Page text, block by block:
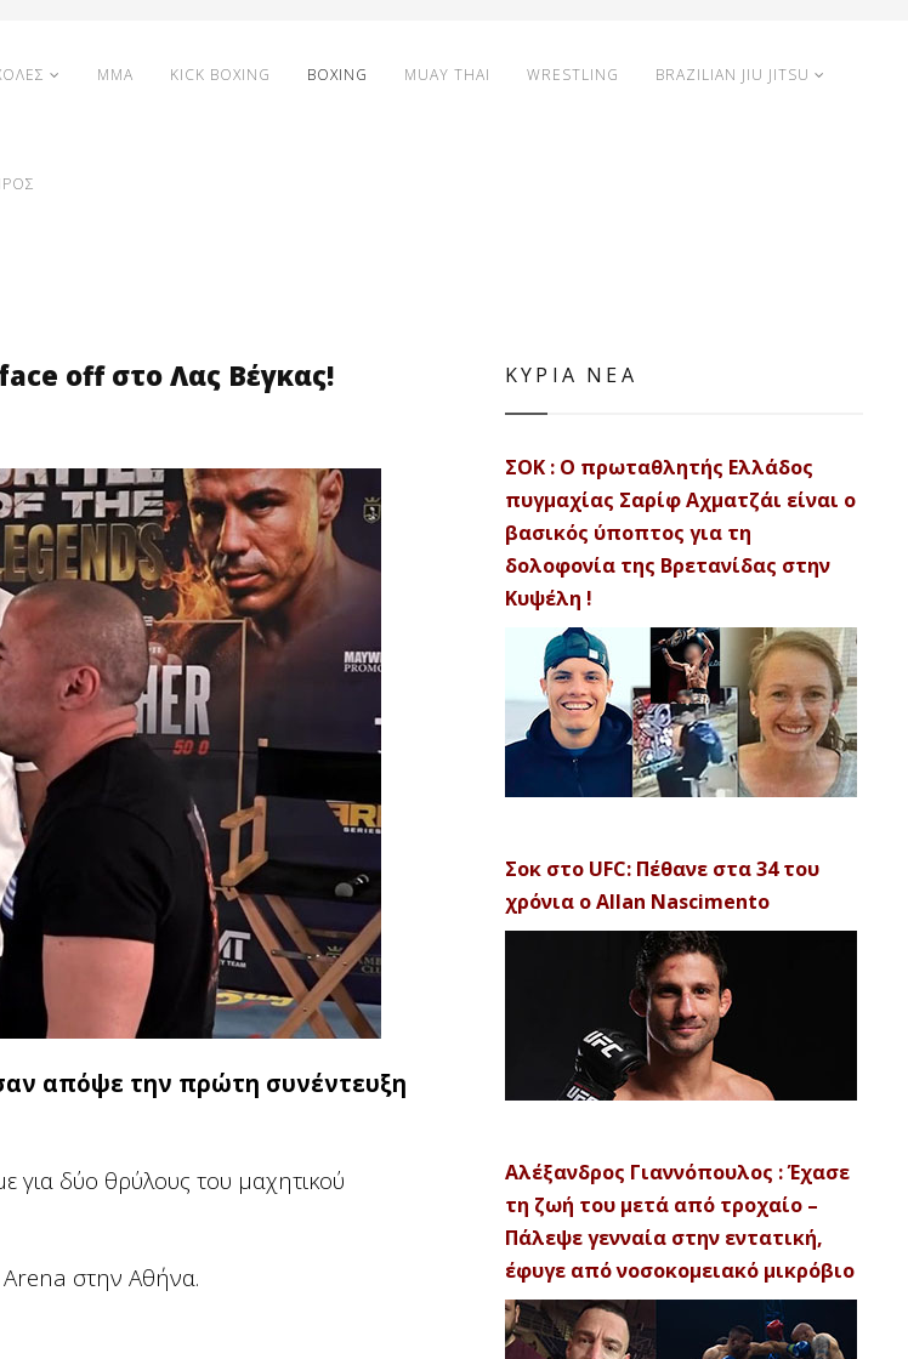
MMA KICK BOXING BOXING MUAY THAI WRESTLING BRAZILIAN JIU JITSU
off στο Λας Βέγκας!
απόψε την πρώτη συνέντευξη
για δύο θρύλους του μαχητικού
Arena στην Αθήνα.
ΚΥΡΙΑ ΝΕΑ
ΣΟΚ : Ο πρωταθλητής Ελλάδος
πυγμαχίας Σαρίφ Αχματζάι είναι ο
βασικός ύποπτος για τη
δολοφονία της Βρετανίδας στην
Κυψέλη !
Σοκ στο UFC: Πέθανε στα 34 του
χρόνια ο Allan Nascimento
Αλέξανδρος Γιαννόπουλος : Έχασε
τη ζωή του μετά από τροχαίο –
Πάλεψε γενναία στην εντατική,
έφυγε από νοσοκομειακό μικρόβιο